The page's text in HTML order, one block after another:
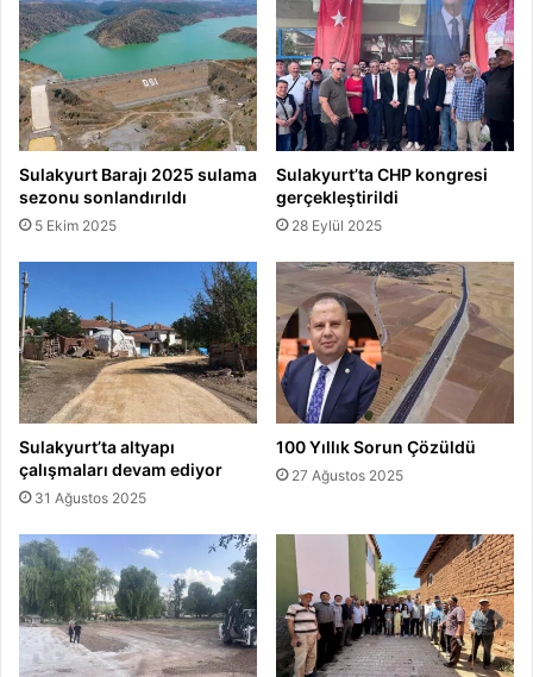
Sulakyurt Barajı 2025 sulama
sezonu sonlandırıldı
5 Ekim 2025
Sulakyurt’ta CHP kongresi
gerçekleştirildi
28 Eylül 2025
Sulakyurt’ta altyapı
çalışmaları devam ediyor
31 Ağustos 2025
100 Yıllık Sorun Çözüldü
27 Ağustos 2025